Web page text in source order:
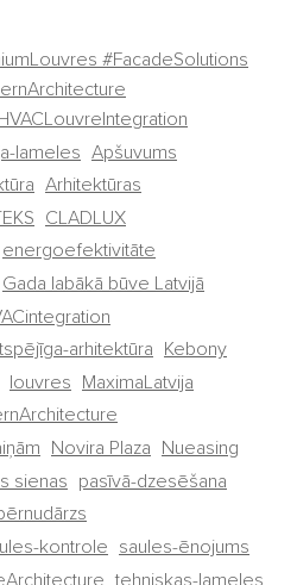
#FacadeSolutions
lameles Apšuvums
Arhitektūras
CLADLUX
energoefektivitāte
Gada labākā būve Latvijā
arhitektūra Kebony
louvres MaximaLatvija
Novira Plaza Nueasing
sienas pasīvā-dzesēšana
kontrole saules-ēnojums
tehniskas-lameles